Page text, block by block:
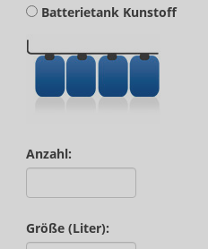
Batterietank Kunstoff
Anzahl:
Größe (Liter):